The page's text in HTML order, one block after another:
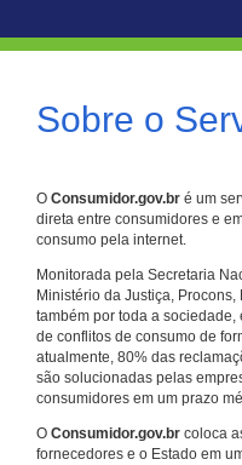
Sobre o
O Consumidor.gov.br é um
direta entre consumidores e
consumo pela internet.
Monitorada pela Secretaria
Ministério da Justiça,
também por toda a
de conflitos de consumo de
atualmente, 80% das
são solucionadas pelas
consumidores em um prazo
O Consumidor.gov.br coloca
fornecedores e o Estado em